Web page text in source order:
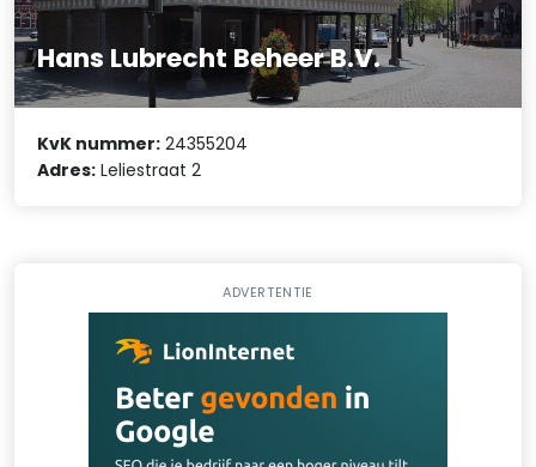
Hans Lubrecht Beheer B.V.
KvK nummer: 24355204
Adres: Leliestraat 2
ADVERTENTIE